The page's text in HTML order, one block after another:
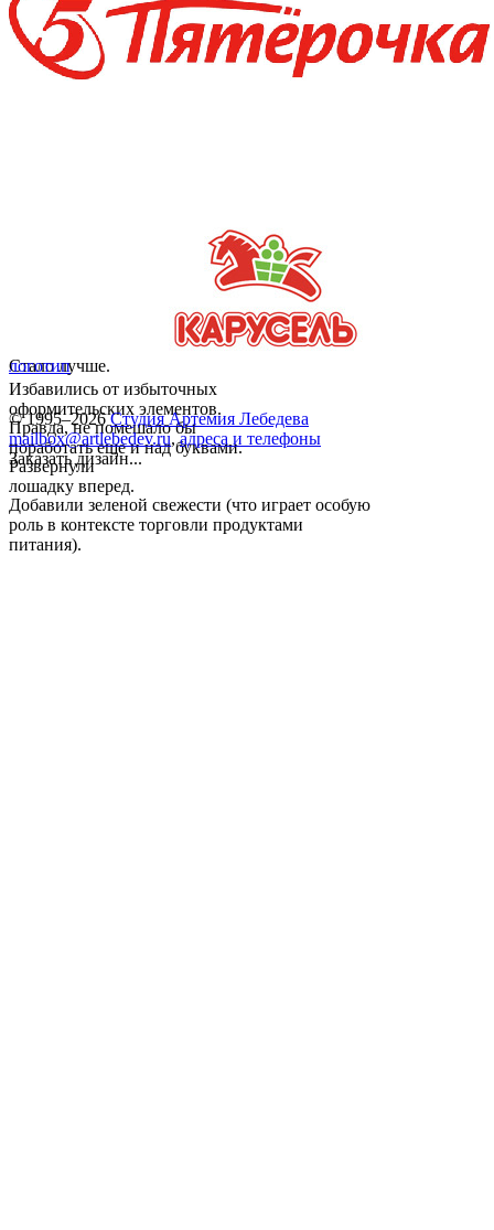
Стало лучше.
Избавились от избыточных
оформительских элементов.
Правда, не помешало бы
поработать еще и над буквами.
Развернули
лошадку вперед.
Добавили зеленой свежести (что играет особую
роль в контексте торговли продуктами
питания).
логотип
© 1995–2026 Студия Артемия Лебедева
mailbox@artlebedev.ru, адреса и телефоны
Заказать дизайн...